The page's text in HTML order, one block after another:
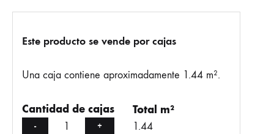
Este producto se vende por cajas
Una caja contiene aproximadamente 1.44 m².
Cantidad de cajas
- +
Total m²
1.44